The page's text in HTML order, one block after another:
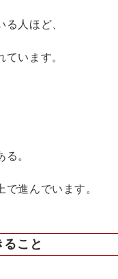
る人ほど、
ています。
る。
で進んでいます。
こと